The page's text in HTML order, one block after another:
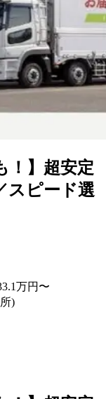
！】超安定
スピード選
万円〜
)